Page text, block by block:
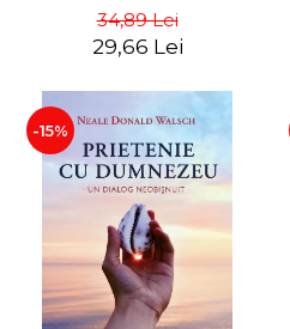
34,89 Lei
29,66 Lei
-15%